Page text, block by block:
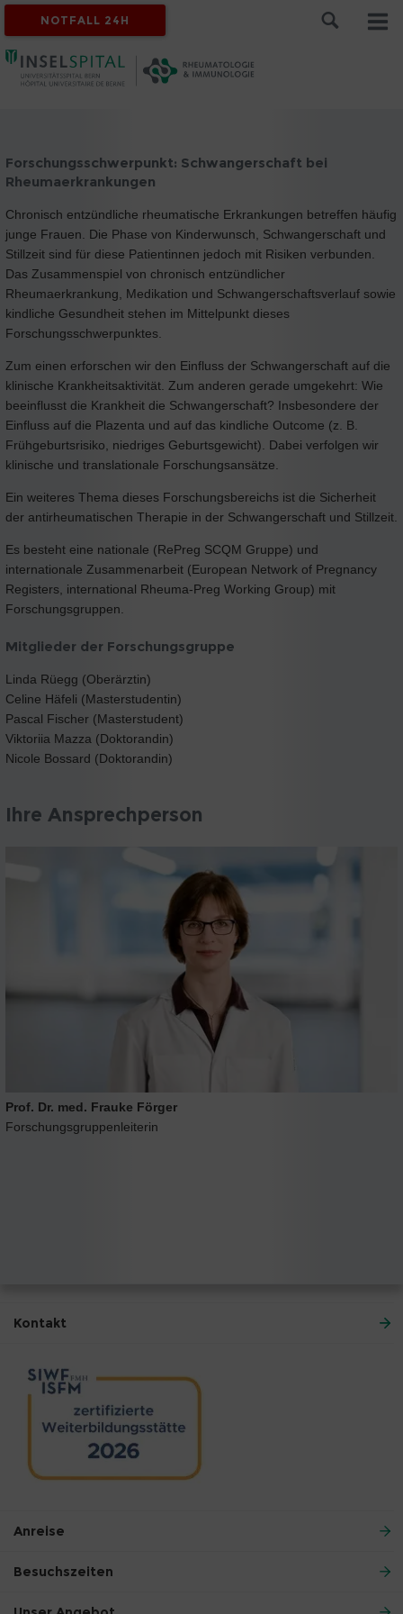
NOTFALL 24H
Forschungsschwerpunkt: Schwangerschaft bei
Rheumaerkrankungen
Chronisch entzündliche rheumatische Erkrankungen betreffen häufig
junge Frauen. Die Phase von Kinderwunsch, Schwangerschaft und
Stillzeit sind für diese Patientinnen jedoch mit Risiken verbunden.
Das Zusammenspiel von chronisch entzündlicher
Rheumaerkrankung, Medikation und Schwangerschaftsverlauf sowie
kindliche Gesundheit stehen im Mittelpunkt dieses
Forschungsschwerpunktes.
Zum einen erforschen wir den Einfluss der Schwangerschaft auf die
klinische Krankheitsaktivität. Zum anderen gerade umgekehrt: Wie
beeinflusst die Krankheit die Schwangerschaft? Insbesondere der
Einfluss auf die Plazenta und auf das kindliche Outcome (z. B.
Frühgeburtsrisiko, niedriges Geburtsgewicht). Dabei verfolgen wir
klinische und translationale Forschungsansätze.
Ein weiteres Thema dieses Forschungsbereichs ist die Sicherheit
der antirheumatischen Therapie in der Schwangerschaft und Stillzeit.
Es besteht eine nationale (RePreg SCQM Gruppe) und
internationale Zusammenarbeit (European Network of Pregnancy
Registers, international Rheuma-Preg Working Group) mit
Forschungsgruppen.
Mitglieder der Forschungsgruppe
Linda Rüegg (Oberärztin)
Celine Häfeli (Masterstudentin)
Pascal Fischer (Masterstudent)
Viktoriia Mazza (Doktorandin)
Nicole Bossard (Doktorandin)
Ihre Ansprechperson
Prof. Dr. med. Frauke Förger
Forschungsgruppenleiterin
Kontakt
Anreise
Besuchszeiten